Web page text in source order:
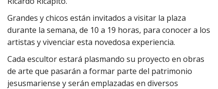
Grandes y chicos están invitados a visitar la plaza
durante la semana, de 10 a 19 horas, para conocer a los
artistas y vivenciar esta novedosa experiencia.
Cada escultor estará plasmando su proyecto en obras
de arte que pasarán a formar parte del patrimonio
jesusmariense y serán emplazadas en diversos